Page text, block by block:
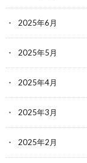
2025年6月
2025年5月
2025年4月
2025年3月
2025年2月